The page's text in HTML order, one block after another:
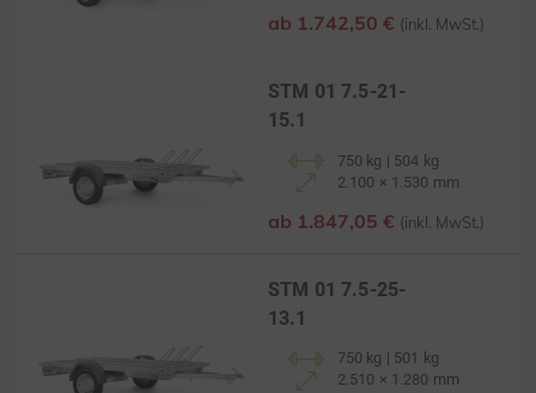
ab 1.742,50 € (inkl. MwSt.)
STM 01 7.5-21-
15.1
750 kg | 504 kg
2.100 × 1.530 mm
ab 1.847,05 € (inkl. MwSt.)
STM 01 7.5-25-
13.1
750 kg | 501 kg
2.510 × 1.280 mm